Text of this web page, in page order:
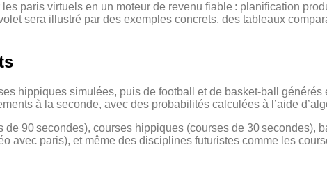
paris virtuels en un moteur de revenu fiable : planification
sera illustré par des exemples concrets, des tableaux
hippiques simulées, puis de football et de basket‑ball
à la seconde, avec des probabilités calculées à l’aide
90 secondes), courses hippiques (courses de 30 secondes),
avec paris), et même des disciplines futuristes comme les